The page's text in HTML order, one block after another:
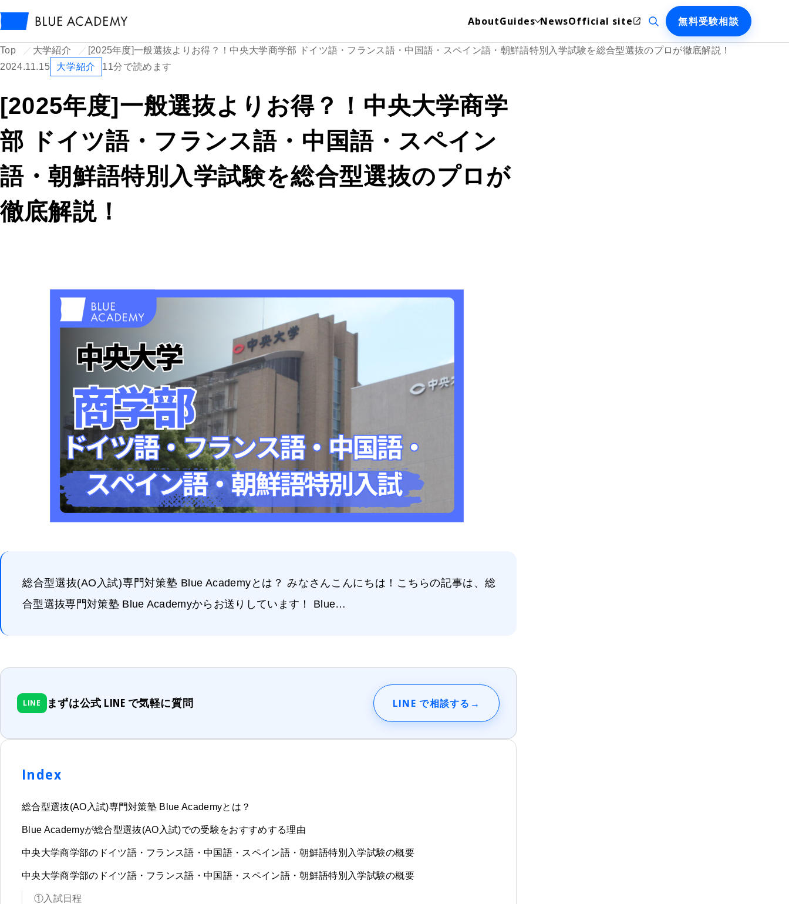
AboutGuides NewsOfficial site 検索を開く無料受験相談
Top 大学紹介
[2025年度]一般選抜よりお得？！中央大学商学部 ドイツ語・フランス語・中国語・スペイン語・朝鮮語特別入学試験を総合型選抜のプロが徹底解説！
2024.11.15
大学紹介 11分で読めます
[2025年度]一般選抜よりお得？！中央大学商学
部 ドイツ語・フランス語・中国語・スペイン
語・朝鮮語特別入学試験を総合型選抜のプロが
徹底解説！
総合型選抜(AO入試)専門対策塾 Blue Academyとは？ みなさんこんにちは！こちらの記事は、総
合型選抜専門対策塾 Blue Academyからお送りしています！ Blue…
LINE まずは公式 LINE で気軽に質問 LINE で相談する →
Index
総合型選抜(AO入試)専門対策塾 Blue Academyとは？
Blue Academyが総合型選抜(AO入試)での受験をおすすめする理由
中央大学商学部のドイツ語・フランス語・中国語・スペイン語・朝鮮語特別入学試験の概要
中央大学商学部のドイツ語・フランス語・中国語・スペイン語・朝鮮語特別入学試験の概要
①入試日程